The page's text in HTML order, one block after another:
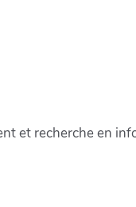
et recherche en